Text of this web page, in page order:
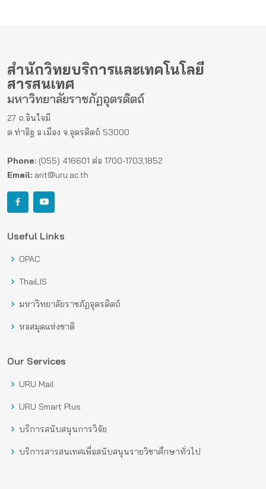
สำนักวิทยบริการและเทคโนโลยี
สารสนเทศ
มหาวิทยาลัยราชภัฏอุตรดิตถ์
27 ถ.อินใจมี
ต.ท่าอิฐ อ.เมือง จ.อุตรดิตถ์ 53000
Phone: (055) 416601 ต่อ 1700-1703,1852
Email: arit@uru.ac.th
Useful Links
OPAC
ThaiLIS
มหาวิทยาลัยราชภัฏอุตรดิตถ์
หอสมุดแห่งชาติ
Our Services
URU Mail
URU Smart Plus
บริการสนับสนุนการวิจัย
บริการสารสนเทศเพื่อสนับสนุนรายวิชาศึกษาทั่วไป